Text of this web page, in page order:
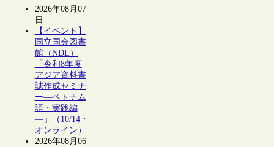
2026年08月07
日
【イベント】
国立国会図書
館（NDL）
「令和8年度
アジア資料書
誌作成セミナ
ー―ベトナム
語・実践編
―」（10/14・
オンライン）
2026年08月06